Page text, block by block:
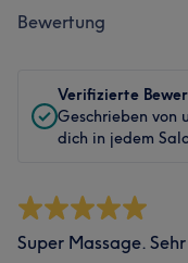
Bewertung
Verifizierte
Geschrieben von
dich in jedem
Super Massage.